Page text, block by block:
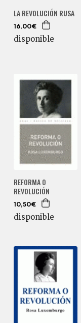
LA REVOLUCIÓN RUSA
16,00€
disponible
REFORMA O
REVOLUCIÓN
10,50€
disponible